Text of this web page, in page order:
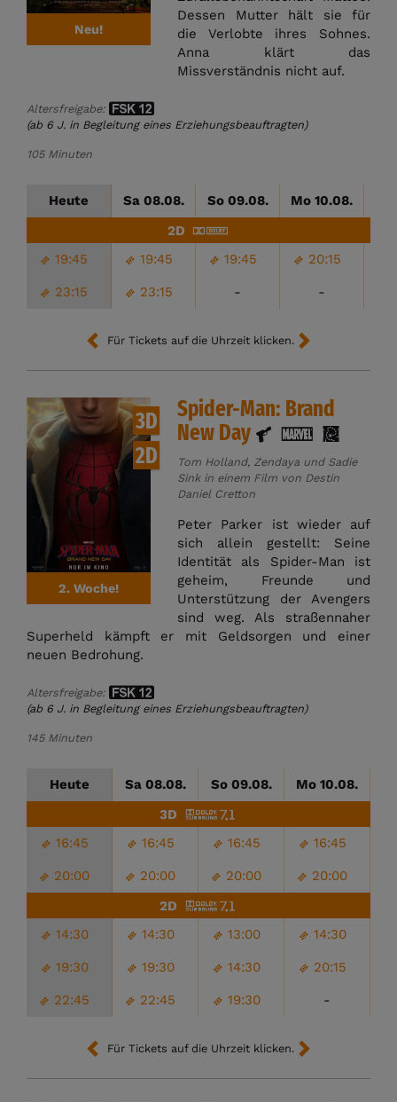
Neu!
Dessen Mutter hält sie für
die Verlobte ihres Sohnes.
Anna klärt das
Missverständnis nicht auf.
Altersfreigabe:
(ab 6 J. in Begleitung eines Erziehungsbeauftragten)
105 Minuten
Heute Sa 08.08. So 09.08. Mo 10.08.
19:45 19:45 19:45 20:15
23:15 23:15 - -
2D
Für Tickets auf die Uhrzeit klicken.
3D
2D
2. Woche!
Spider-Man: Brand
New Day
Tom Holland, Zendaya und Sadie
Sink in einem Film von Destin
Daniel Cretton
Peter Parker ist wieder auf
sich allein gestellt: Seine
Identität als Spider-Man ist
geheim, Freunde und
Unterstützung der Avengers
sind weg. Als straßennaher
Superheld kämpft er mit Geldsorgen und einer
neuen Bedrohung.
Altersfreigabe:
(ab 6 J. in Begleitung eines Erziehungsbeauftragten)
145 Minuten
Heute Sa 08.08. So 09.08. Mo 10.08.
16:45 16:45 16:45 16:45
20:00 20:00 20:00 20:00
14:30 14:30 13:00 14:30
19:30 19:30 14:30 20:15
22:45 22:45 19:30 -
3D
2D
Für Tickets auf die Uhrzeit klicken.